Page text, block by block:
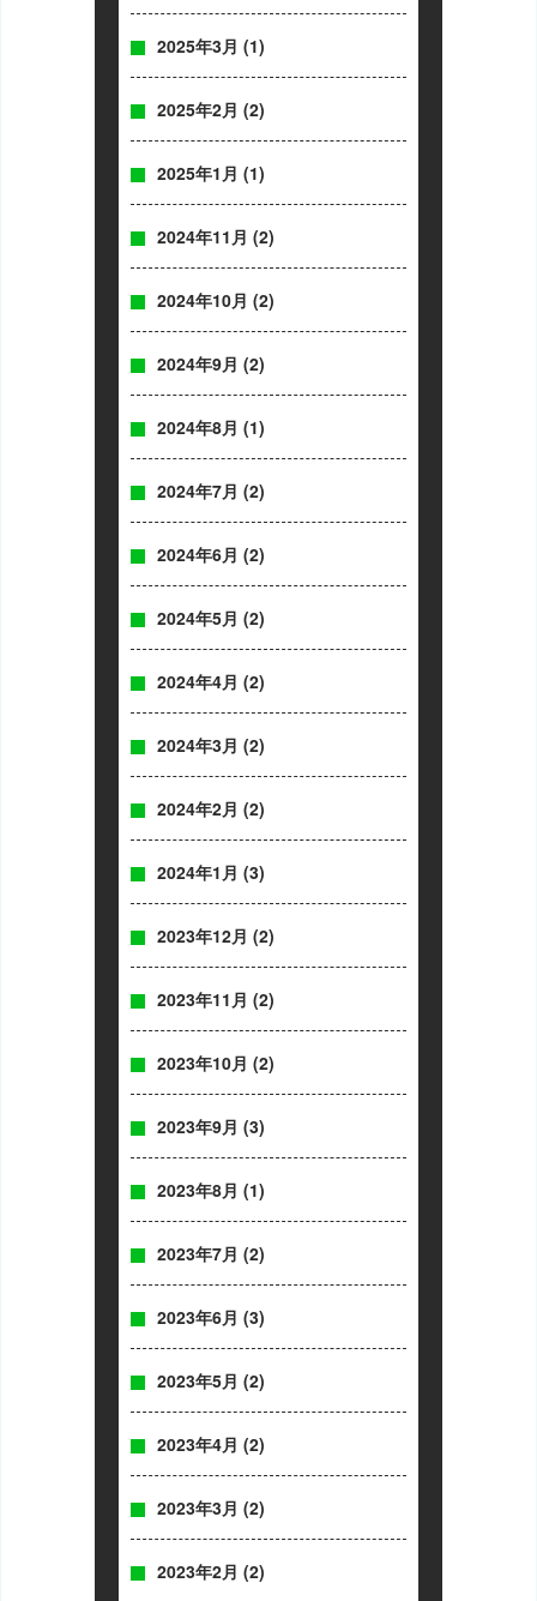
2025年3月 (1)
2025年2月 (2)
2025年1月 (1)
2024年11月 (2)
2024年10月 (2)
2024年9月 (2)
2024年8月 (1)
2024年7月 (2)
2024年6月 (2)
2024年5月 (2)
2024年4月 (2)
2024年3月 (2)
2024年2月 (2)
2024年1月 (3)
2023年12月 (2)
2023年11月 (2)
2023年10月 (2)
2023年9月 (3)
2023年8月 (1)
2023年7月 (2)
2023年6月 (3)
2023年5月 (2)
2023年4月 (2)
2023年3月 (2)
2023年2月 (2)